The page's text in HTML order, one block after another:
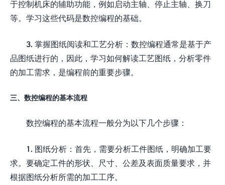
于控制机床的辅助功能，例如启动主轴、停止主轴、换刀
等。学习这些代码是数控编程的基础。
3. 掌握图纸阅读和工艺分析：数控编程通常是基于产
品图纸进行的，因此，学习如何解读工艺图纸，分析零件
的加工需求，是编程前的重要步骤。
三、数控编程的基本流程
数控编程的基本流程一般分为以下几个步骤：
1. 图纸分析：首先，需要分析工件图纸，明确加工要
求。要确定工件的形状、尺寸、公差及表面质量要求，并
根据图纸分析所需的加工工序。